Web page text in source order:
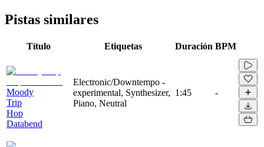
Pistas similares
Título Etiquetas Duración BPM
Moody
Trip
Hop
Databend
Electronic/Downtempo -
experimental, Synthesizer,
Piano, Neutral
1:45 -